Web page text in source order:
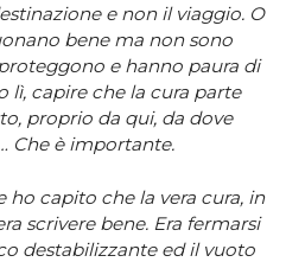
e non il viaggio. O
bene ma non sono
e hanno paura di
lì, capire che la cura parte
proprio da qui, da dove
Che è importante.
ho capito che la vera cura, in
scrivere bene. Era fermarsi
destabilizzante ed il vuoto